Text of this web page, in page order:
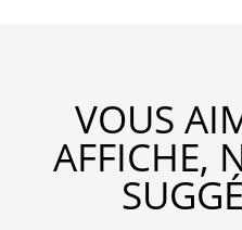
VOUS
AFFICHE,